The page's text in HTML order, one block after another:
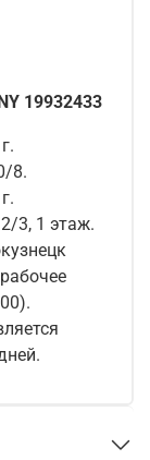
19932433
8.
3, 1 этаж.